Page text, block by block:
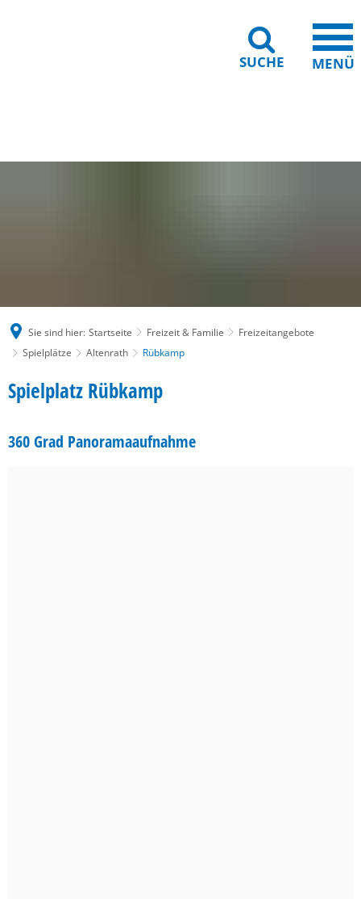
SUCHE MENÜ
Sie sind hier: Startseite Freizeit & Familie
Freizeitangebote
Spielplätze
Altenrath Rübkamp
Rübkamp
Spielplatz Rübkamp
360 Grad Panoramaaufnahme